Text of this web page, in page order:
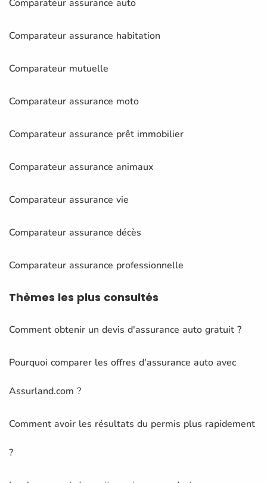
Comparateur assurance auto
Comparateur assurance habitation
Comparateur mutuelle
Comparateur assurance moto
Comparateur assurance prêt immobilier
Comparateur assurance animaux
Comparateur assurance vie
Comparateur assurance décès
Comparateur assurance professionnelle
Thèmes les plus consultés
Comment obtenir un devis d'assurance auto gratuit ?
Pourquoi comparer les offres d'assurance auto avec
Assurland.com ?
Comment avoir les résultats du permis plus rapidement
?